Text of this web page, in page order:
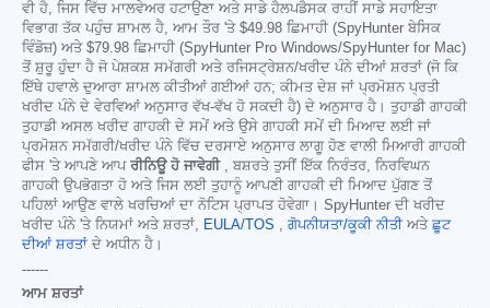
ਵੀ ਹੈ, ਜਿਸ ਵਿੱਚ ਮਾਲਵੇਅਰ ਹਟਾਉਣਾ ਅਤੇ ਸਾਡੇ ਹੈਲਪਡੈਸਕ ਰਾਹੀਂ ਸਾਡੇ ਸਹਾਇਤਾ
ਵਿਭਾਗ ਤੱਕ ਪਹੁੰਚ ਸ਼ਾਮਲ ਹੈ, ਆਮ ਤੌਰ 'ਤੇ $49.98 ਛਿਮਾਹੀ (SpyHunter ਬੇਸਿਕ
ਵਿੰਡੋਜ਼) ਅਤੇ $79.98 ਛਿਮਾਹੀ (SpyHunter Pro Windows/SpyHunter for Mac)
ਤੋਂ ਸ਼ੁਰੂ ਹੁੰਦਾ ਹੈ ਜੋ ਪੇਸ਼ਕਸ਼ ਸਮੱਗਰੀ ਅਤੇ ਰਜਿਸਟ੍ਰੇਸ਼ਨ/ਖਰੀਦ ਪੰਨੇ ਦੀਆਂ ਸ਼ਰਤਾਂ (ਜੋ ਕਿ
ਇੱਥੇ ਹਵਾਲੇ ਦੁਆਰਾ ਸ਼ਾਮਲ ਕੀਤੀਆਂ ਗਈਆਂ ਹਨ; ਕੀਮਤ ਦੇਸ਼ ਜਾਂ ਪ੍ਰਮੋਸ਼ਨ ਪ੍ਰਤੀ
ਖਰੀਦ ਪੰਨੇ ਦੇ ਵੇਰਵਿਆਂ ਅਨੁਸਾਰ ਵੱਖ-ਵੱਖ ਹੋ ਸਕਦੀ ਹੈ) ਦੇ ਅਨੁਸਾਰ ਹੈ। ਤੁਹਾਡੀ ਗਾਹਕੀ
ਤੁਹਾਡੀ ਅਸਲ ਖਰੀਦ ਗਾਹਕੀ ਦੇ ਸਮੇਂ ਅਤੇ ਉਸੇ ਗਾਹਕੀ ਸਮੇਂ ਦੀ ਮਿਆਦ ਲਈ ਜਾਂ
ਪ੍ਰਮੋਸ਼ਨ ਸਮੱਗਰੀ/ਖਰੀਦ ਪੰਨੇ ਵਿੱਚ ਦਰਸਾਏ ਅਨੁਸਾਰ ਲਾਗੂ ਹੋਣ ਵਾਲੀ ਮਿਆਰੀ ਗਾਹਕੀ
ਫੀਸ 'ਤੇ ਆਪਣੇ ਆਪ ਰੀਨਿਊ ਹੋ ਜਾਵੇਗੀ, ਬਸ਼ਰਤੇ ਤੁਸੀਂ ਇੱਕ ਨਿਰੰਤਰ, ਨਿਰਵਿਘਨ
ਗਾਹਕੀ ਉਪਭੋਗਤਾ ਹੋ ਅਤੇ ਜਿਸ ਲਈ ਤੁਹਾਨੂੰ ਆਪਣੀ ਗਾਹਕੀ ਦੀ ਮਿਆਦ ਪੁੱਗਣ ਤੋਂ
ਪਹਿਲਾਂ ਆਉਣ ਵਾਲੇ ਖਰਚਿਆਂ ਦਾ ਨੋਟਿਸ ਪ੍ਰਾਪਤ ਹੋਵੇਗਾ। SpyHunter ਦੀ ਖਰੀਦ
ਖਰੀਦ ਪੰਨੇ 'ਤੇ ਨਿਯਮਾਂ ਅਤੇ ਸ਼ਰਤਾਂ, EULA/TOS , ਗੋਪਨੀਯਤਾ/ਕੂਕੀ ਨੀਤੀ ਅਤੇ ਛੂਟ
ਦੀਆਂ ਸ਼ਰਤਾਂ ਦੇ ਅਧੀਨ ਹੈ।
------
ਆਮ ਸ਼ਰਤਾਂ